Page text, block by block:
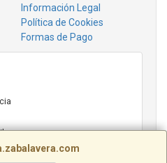
Información Legal
Política de Cookies
Formas de Pago